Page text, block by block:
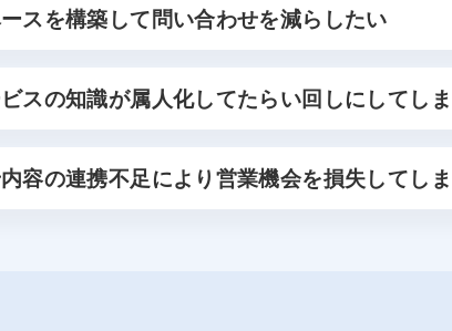
スを構築して問い合わせを減らしたい
スの知識が属人化してたらい回しにしてし
容の連携不足により営業機会を損失してし